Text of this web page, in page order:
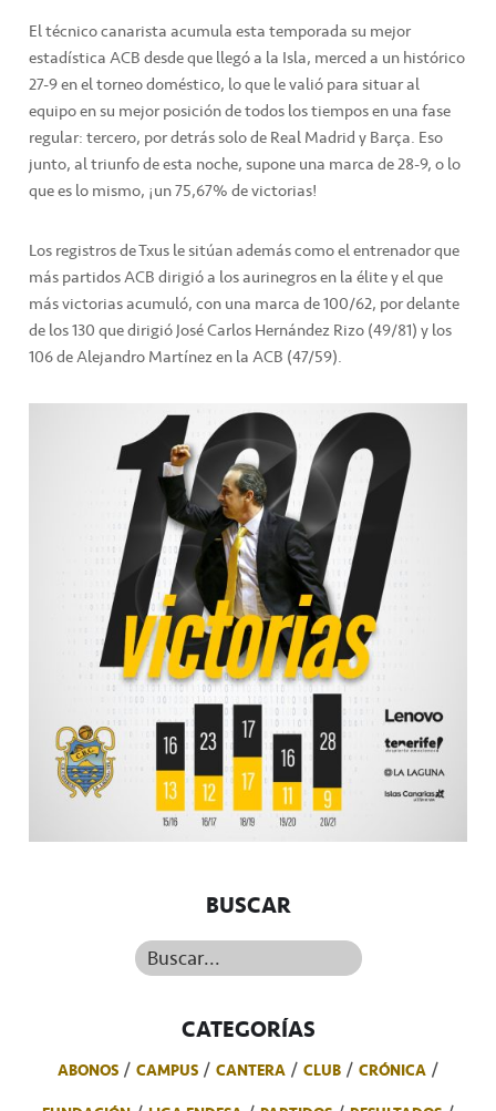
El técnico canarista acumula esta temporada su mejor
estadística ACB desde que llegó a la Isla, merced a un histórico
27-9 en el torneo doméstico, lo que le valió para situar al
equipo en su mejor posición de todos los tiempos en una fase
regular: tercero, por detrás solo de Real Madrid y Barça. Eso
junto, al triunfo de esta noche, supone una marca de 28-9, o lo
que es lo mismo, ¡un 75,67% de victorias!
Los registros de Txus le sitúan además como el entrenador que
más partidos ACB dirigió a los aurinegros en la élite y el que
más victorias acumuló, con una marca de 100/62, por delante
de los 130 que dirigió José Carlos Hernández Rizo (49/81) y los
106 de Alejandro Martínez en la ACB (47/59).
BUSCAR
Buscar...
CATEGORÍAS
ABONOS CAMPUS CANTERA CLUB
CRÓNICA